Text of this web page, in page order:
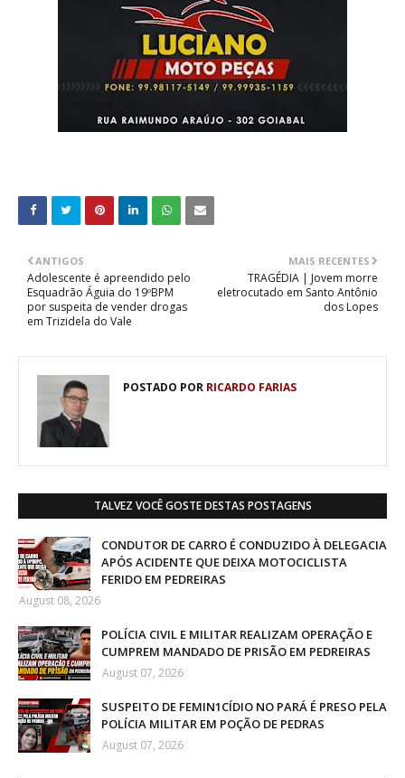
MAIS RECENTES
TRAGÉDIA | Jovem morre
eletrocutado em Santo Antônio
dos Lopes
ANTIGOS
Adolescente é apreendido pelo
Esquadrão Águia do 19ºBPM
por suspeita de vender drogas
em Trizidela do Vale
POSTADO POR RICARDO FARIAS
TALVEZ VOCÊ GOSTE DESTAS POSTAGENS
CONDUTOR DE CARRO É CONDUZIDO À DELEGACIA
APÓS ACIDENTE QUE DEIXA MOTOCICLISTA
FERIDO EM PEDREIRAS
August 08, 2026
POLÍCIA CIVIL E MILITAR REALIZAM OPERAÇÃO E
CUMPREM MANDADO DE PRISÃO EM PEDREIRAS
August 07, 2026
SUSPEITO DE FEMIN1CÍDIO NO PARÁ É PRESO PELA
POLÍCIA MILITAR EM POÇÃO DE PEDRAS
August 07, 2026